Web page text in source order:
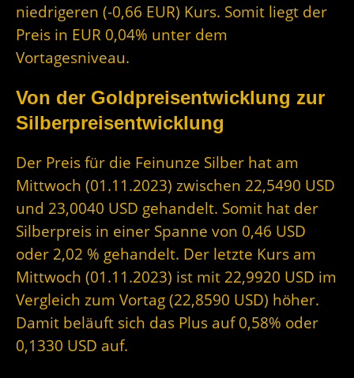
niedrigeren (-0,66 EUR) Kurs. Somit liegt der
Preis in EUR 0,04% unter dem
Vortagesniveau.
Von der Goldpreisentwicklung zur
Silberpreisentwicklung
Der Preis für die Feinunze Silber hat am
Mittwoch (01.11.2023) zwischen 22,5490 USD
und 23,0040 USD gehandelt. Somit hat der
Silberpreis in einer Spanne von 0,46 USD
oder 2,02 % gehandelt. Der letzte Kurs am
Mittwoch (01.11.2023) ist mit 22,9920 USD im
Vergleich zum Vortag (22,8590 USD) höher.
Damit beläuft sich das Plus auf 0,58% oder
0,1330 USD auf.